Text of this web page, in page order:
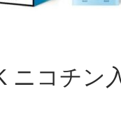
ニコチン